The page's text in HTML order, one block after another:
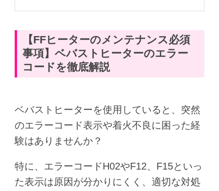
【FFヒーターのメンテナンス必須
事項】ベバストヒーターのエラー
コードを徹底解説
ベバストヒーターを使用していると、突然
のエラーコード表示や着火不良に困った経
験はありませんか？
特に、エラーコードH02やF12、F15といっ
た表示は原因が分かりにくく、適切な対処